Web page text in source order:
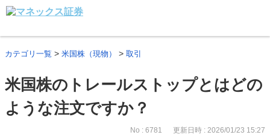
カテゴリ一覧 > 米国株（現物） > 取引
米国株のトレールストップとはどの
ような注文ですか？
No : 6781 更新日時 : 2026/01/23 15:27